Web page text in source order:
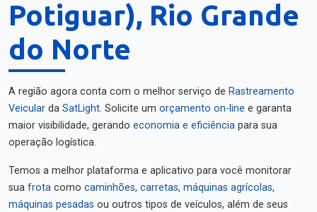
Potiguar), Rio Grande
do Norte
A região agora conta com o melhor serviço de Rastreamento
Veicular da SatLight. Solicite um orçamento on-line e garanta
maior visibilidade, gerando economia e eficiência para sua
operação logística.
Temos a melhor plataforma e aplicativo para você monitorar
sua frota como caminhões, carretas, máquinas agrícolas,
máquinas pesadas ou outros tipos de veículos, além de seus